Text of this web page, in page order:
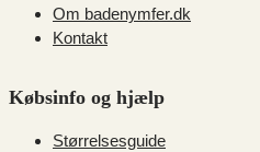
Om badenymfer.dk
Kontakt
Købsinfo og hjælp
Størrelsesguide